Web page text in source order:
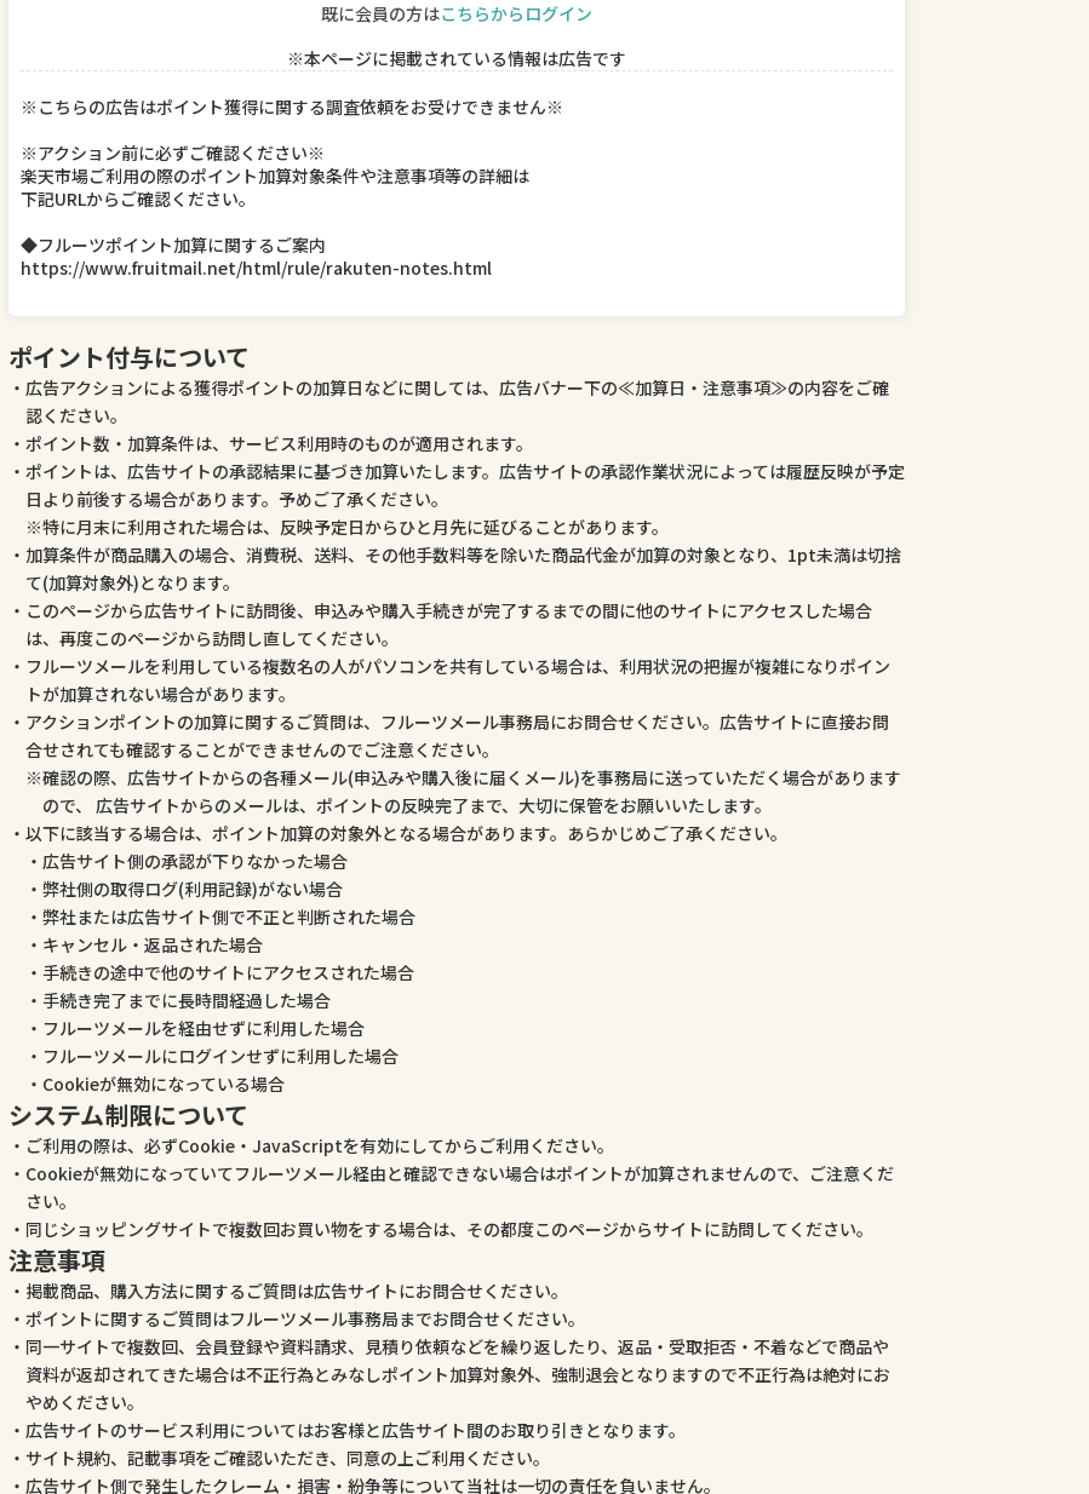
既に会員の方はこちらからログイン
※本ページに掲載されている情報は広告です
※こちらの広告はポイント獲得に関する調査依頼をお受けできません※
※アクション前に必ずご確認ください※
楽天市場ご利用の際のポイント加算対象条件や注意事項等の詳細は
下記URLからご確認ください。
◆フルーツポイント加算に関するご案内
https://www.fruitmail.net/html/rule/rakuten-notes.html
ポイント付与について
広告アクションによる獲得ポイントの加算日などに関しては、広告バナー下の≪加算日・注意事項≫の内容をご確
認ください。
ポイント数・加算条件は、サービス利用時のものが適用されます。
ポイントは、広告サイトの承認結果に基づき加算いたします。広告サイトの承認作業状況によっては履歴反映が予定
日より前後する場合があります。予めご了承ください。
特に月末に利用された場合は、反映予定日からひと月先に延びることがあります。
加算条件が商品購入の場合、消費税、送料、その他手数料等を除いた商品代金が加算の対象となり、1pt未満は切捨
て(加算対象外)となります。
このページから広告サイトに訪問後、申込みや購入手続きが完了するまでの間に他のサイトにアクセスした場合
は、再度このページから訪問し直してください。
フルーツメールを利用している複数名の人がパソコンを共有している場合は、利用状況の把握が複雑になりポイン
トが加算されない場合があります。
アクションポイントの加算に関するご質問は、フルーツメール事務局にお問合せください。広告サイトに直接お問
合せされても確認することができませんのでご注意ください。
確認の際、広告サイトからの各種メール(申込みや購入後に届くメール)を事務局に送っていただく場合があります
ので、 広告サイトからのメールは、ポイントの反映完了まで、大切に保管をお願いいたします。
以下に該当する場合は、ポイント加算の対象外となる場合があります。あらかじめご了承ください。
広告サイト側の承認が下りなかった場合
弊社側の取得ログ(利用記録)がない場合
弊社または広告サイト側で不正と判断された場合
キャンセル・返品された場合
手続きの途中で他のサイトにアクセスされた場合
手続き完了までに長時間経過した場合
フルーツメールを経由せずに利用した場合
フルーツメールにログインせずに利用した場合
Cookieが無効になっている場合
システム制限について
ご利用の際は、必ずCookie・JavaScriptを有効にしてからご利用ください。
Cookieが無効になっていてフルーツメール経由と確認できない場合はポイントが加算されませんので、ご注意くだ
さい。
同じショッピングサイトで複数回お買い物をする場合は、その都度このページからサイトに訪問してください。
注意事項
掲載商品、購入方法に関するご質問は広告サイトにお問合せください。
ポイントに関するご質問はフルーツメール事務局までお問合せください。
同一サイトで複数回、会員登録や資料請求、見積り依頼などを繰り返したり、返品・受取拒否・不着などで商品や
資料が返却されてきた場合は不正行為とみなしポイント加算対象外、強制退会となりますので不正行為は絶対にお
やめください。
広告サイトのサービス利用についてはお客様と広告サイト間のお取り引きとなります。
サイト規約、記載事項をご確認いただき、同意の上ご利用ください。
広告サイト側で発生したクレーム・損害・紛争等について当社は一切の責任を負いません。